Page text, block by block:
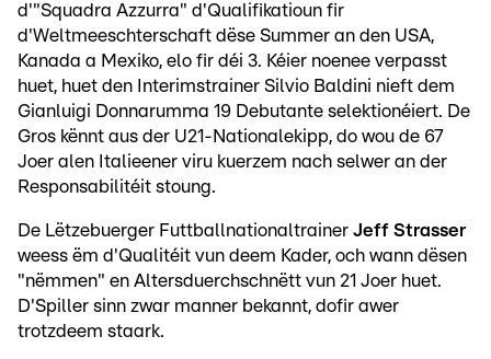
d'"Squadra Azzurra" d'Qualifikatioun fir
d'Weltmeeschterschaft dëse Summer an den USA,
Kanada a Mexiko, elo fir déi 3. Kéier noenee verpasst
huet, huet den Interimstrainer Silvio Baldini nieft dem
Gianluigi Donnarumma 19 Debutante selektionéiert. De
Gros kënnt aus der U21-Nationalekipp, do wou de 67
Joer alen Italieener viru kuerzem nach selwer an der
Responsabilitéit stoung.
De Lëtzebuerger Futtballnationaltrainer Jeff Strasser
weess ëm d'Qualitéit vun deem Kader, och wann dësen
"nëmmen" en Altersduerchschnëtt vun 21 Joer huet.
D'Spiller sinn zwar manner bekannt, dofir awer
trotzdeem staark.